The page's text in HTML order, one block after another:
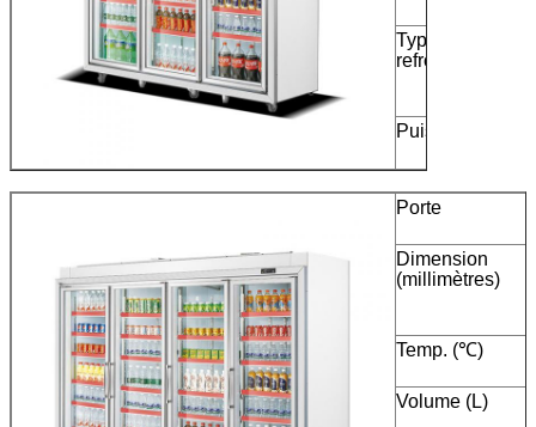
Type de
refroidissement
Puissance (W)
Porte
Dimension
(millimètres)
Temp. (℃)
Volume (L)